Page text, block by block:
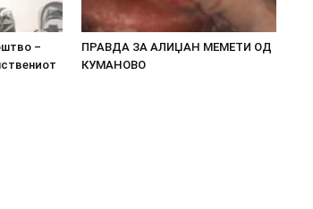
–
ПРАВДА ЗА АЛИЏАН МЕМЕТИ ОД
КУМАНОВО